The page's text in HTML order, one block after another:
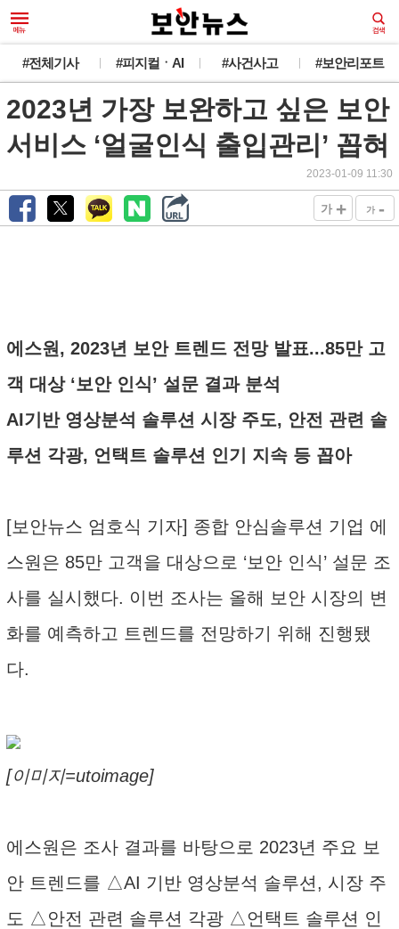
#전체기사 #피지컬ㆍAI #사건사고 #보안리포트
2023년 가장 보완하고 싶은 보안
서비스 ‘얼굴인식 출입관리’ 꼽혀
2023-01-09 11:30
가 + 가 -
에스원, 2023년 보안 트렌드 전망 발표...85만 고
객 대상 ‘보안 인식’ 설문 결과 분석
AI기반 영상분석 솔루션 시장 주도, 안전 관련 솔
루션 각광, 언택트 솔루션 인기 지속 등 꼽아
[보안뉴스 엄호식 기자] 종합 안심솔루션 기업 에
스원은 85만 고객을 대상으로 ‘보안 인식’ 설문 조
사를 실시했다. 이번 조사는 올해 보안 시장의 변
화를 예측하고 트렌드를 전망하기 위해 진행됐
다.
[이미지=utoimage]
에스원은 조사 결과를 바탕으로 2023년 주요 보
안 트렌드를 △AI 기반 영상분석 솔루션, 시장 주
도 △안전 관련 솔루션 각광 △언택트 솔루션 인